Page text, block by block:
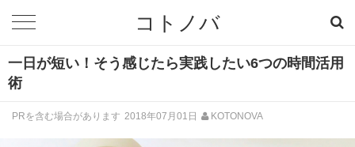
コトノバ
一日が短い！そう感じたら実践したい6つの時間活用
術
PRを含む場合があります 2018年07月01日 KOTONOVA